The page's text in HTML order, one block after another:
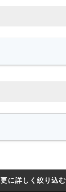
更に詳しく絞り込む